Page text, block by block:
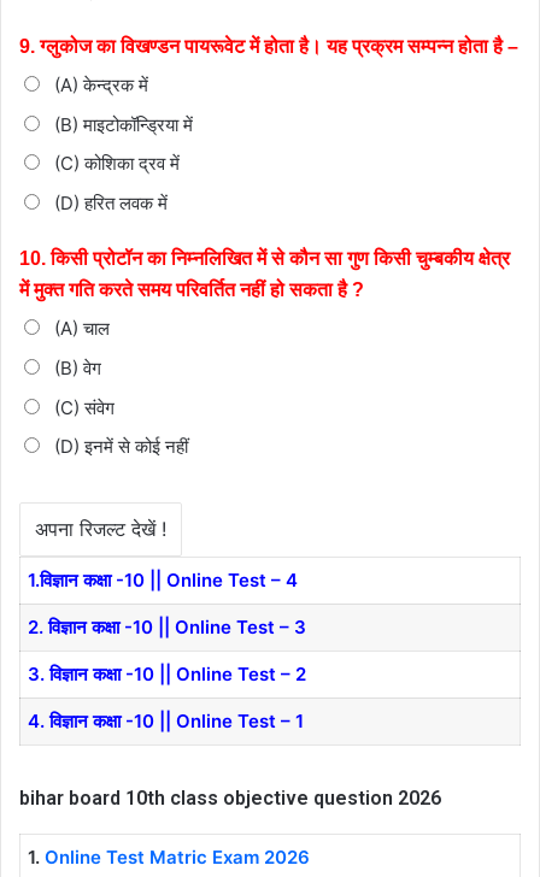
9. ग्लुकोज का विखण्डन पायरूवेट में होता है। यह प्रक्रम सम्पन्न होता है –
(A) केन्द्रक में
(B) माइटोकॉन्ड्रिया में
(C) कोशिका द्रव में
(D) हरित लवक में
10. किसी प्रोटॉन का निम्नलिखित में से कौन सा गुण किसी चुम्बकीयक्षेत्र
में मुक्त गति करते समय परिवर्तित नहीं हो सकता है ?
(A) चाल
(B) वेग
(C) संवेग
(D) इनमें से कोई नहीं
1.विज्ञान कक्षा -10 || Online Test – 4
2.विज्ञान कक्षा -10 || Online Test – 3
3.विज्ञान कक्षा -10 || Online Test – 2
4.विज्ञान कक्षा -10 || Online Test – 1
bihar board 10th class objective question 2026
1. Online Test Matric Exam 2026